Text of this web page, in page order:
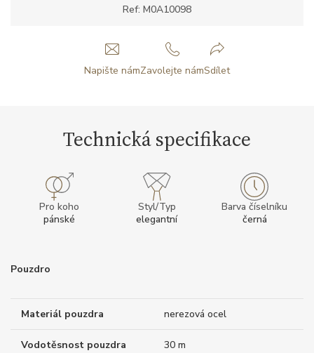
Ref: M0A10098
Napište námZavolejte námSdílet
Technická specifikace
Pro koho
pánské
Styl/Typ
elegantní
Barva číselníku
černá
Pouzdro
Materiál pouzdra nerezová ocel
Vodotěsnost pouzdra 30 m